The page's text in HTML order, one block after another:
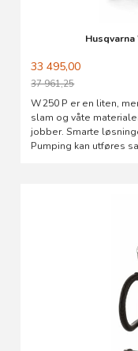
33 495,00
37 961,25
Rabatt
W 250 P er en liten,
slam og våte
jobber. Smarte
Pumping kan utføres